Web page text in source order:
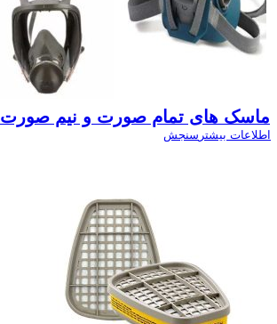
ماسک های تمام صورت و نیم صورت 3M
اطلاعات بیشتر سنجش